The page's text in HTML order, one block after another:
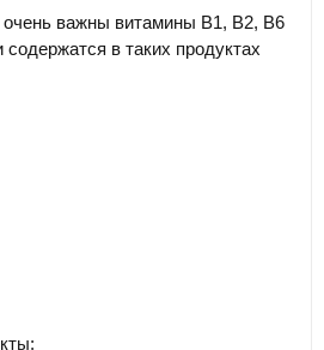
важны витамины В1, В2, В6
в таких продуктах